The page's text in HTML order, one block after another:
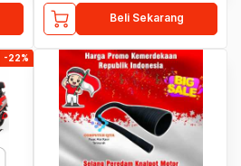
Beli Sekarang
-22%